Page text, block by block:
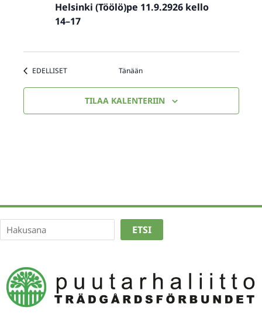
Helsinki (Töölö)pe 11.9.2926 kello
14–17
EDELLISETTAPAHTUMAT Tänään
TILAA KALENTERIIN
Etsi
ETSI